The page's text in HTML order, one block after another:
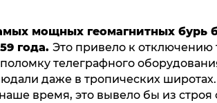
мощных геомагнитных бурь
года. Это привело к
телеграфного
даже в тропических
время, это вывело бы из строя